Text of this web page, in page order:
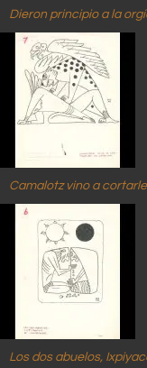
Dieron principio a la
Camalotz vino a
Los dos abuelos,